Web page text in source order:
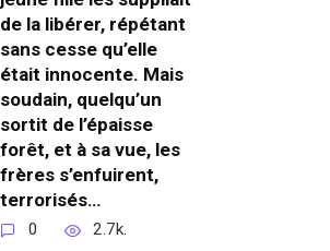
de la libérer, répétant
sans cesse qu’elle
était innocente. Mais
soudain, quelqu’un
sortit de l’épaisse
forêt, et à sa vue, les
frères s’enfuirent,
terrorisés…
0 2.7k.